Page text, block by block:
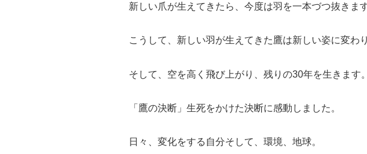
新しい爪が生えてきたら、今度は羽を一本づつ抜きます
こうして、新しい羽が生えてきた鷹は新しい姿に変わ
そして、空を高く飛び上がり、残りの30年を生きます。
「鷹の決断」生死をかけた決断に感動しました。
日々、変化をする自分そして、環境、地球。